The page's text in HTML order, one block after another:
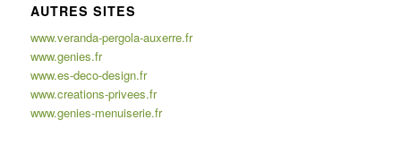
AUTRES SITES
www.veranda-pergola-auxerre.fr
www.genies.fr
www.es-deco-design.fr
www.creations-privees.fr
www.genies-menuiserie.fr